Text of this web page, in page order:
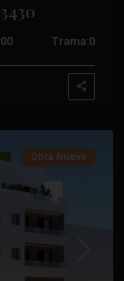
Trama:0
Obra Nueva